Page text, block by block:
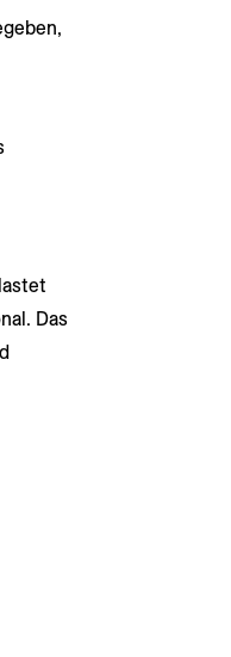
Das